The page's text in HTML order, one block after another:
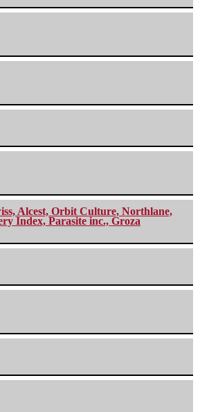
Alcest, Orbit Culture, Northlane,
Index, Parasite inc., Groza